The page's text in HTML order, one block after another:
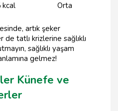
kcal Orta
artık şeker
tatlı krizlerine sağlıklı
sağlıklı yaşam
gelmez!
Künefe ve